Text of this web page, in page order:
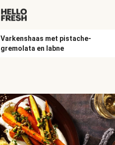
Varkenshaas met pistache-
gremolata en labne